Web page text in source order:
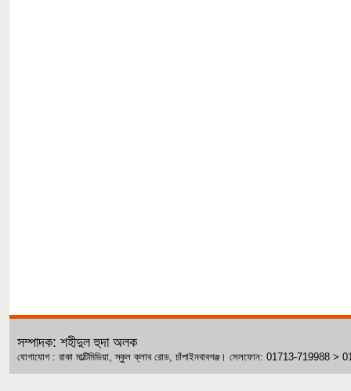
সম্পাদক: শহীদুল হুদা অলক
যোগাযোগ : রাকা মাল্টিমিডিয়া, স্কুল ক্লাব রোড, চাঁপাইনবাবগঞ্জ। সেলফোন: 01713-